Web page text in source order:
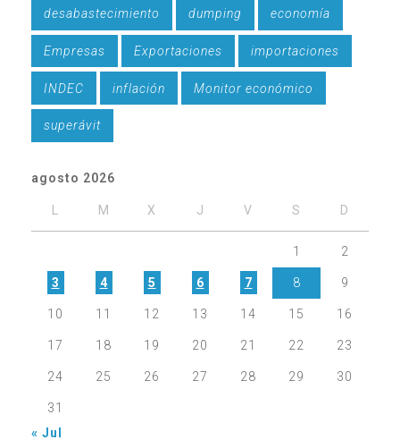
desabastecimiento dumping economía
Empresas Exportaciones importaciones
INDEC inflación Monitor económico
superávit
agosto 2026
L M X J V S D
1 2
3 4 5 6 7 8 9
10 11 12 13 14 15 16
17 18 19 20 21 22 23
24 25 26 27 28 29 30
31
« Jul